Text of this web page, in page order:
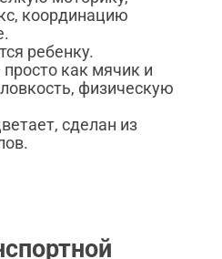
координацию
ребенку.
как мячик и
физическую
сделан из